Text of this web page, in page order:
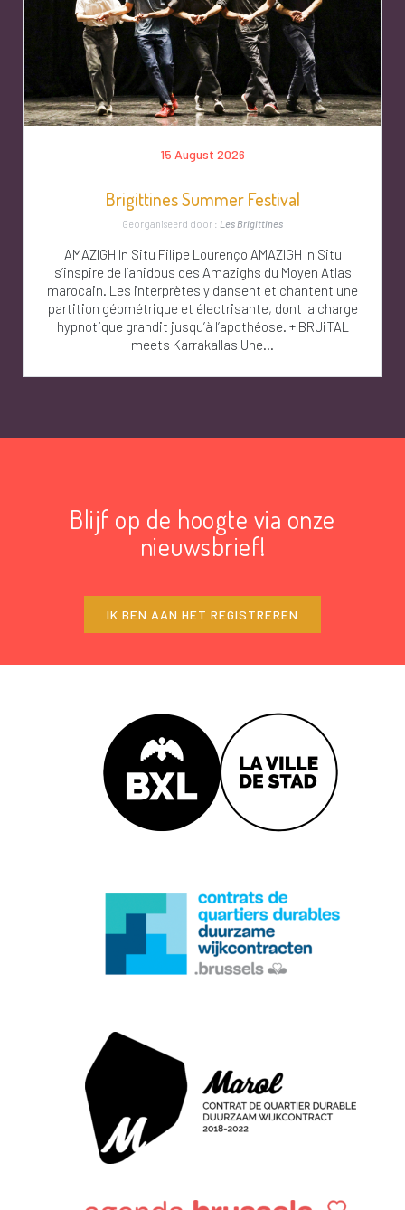
15 August 2026
Brigittines Summer Festival
Georganiseerd door : Les Brigittines
AMAZIGH In Situ Filipe Lourenço AMAZIGH In Situ
s’inspire de l’ahidous des Amazighs du Moyen Atlas
marocain. Les interprètes y dansent et chantent une
partition géométrique et électrisante, dont la charge
hypnotique grandit jusqu’à l’apothéose. + BRUiTAL
meets Karrakallas Une...
Blijf op de hoogte via onze
nieuwsbrief!
IK BEN AAN HET REGISTREREN